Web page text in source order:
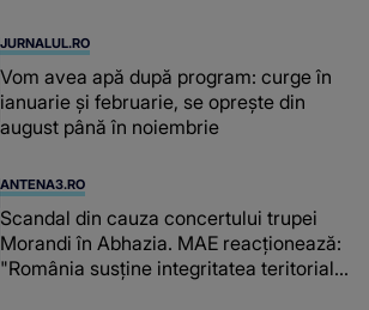
JURNALUL.RO
Vom avea apă după program: curge în
ianuarie și februarie, se oprește din
august până în noiembrie
ANTENA3.RO
Scandal din cauza concertului trupei
Morandi în Abhazia. MAE reacționează:
"România susține integritatea teritorială